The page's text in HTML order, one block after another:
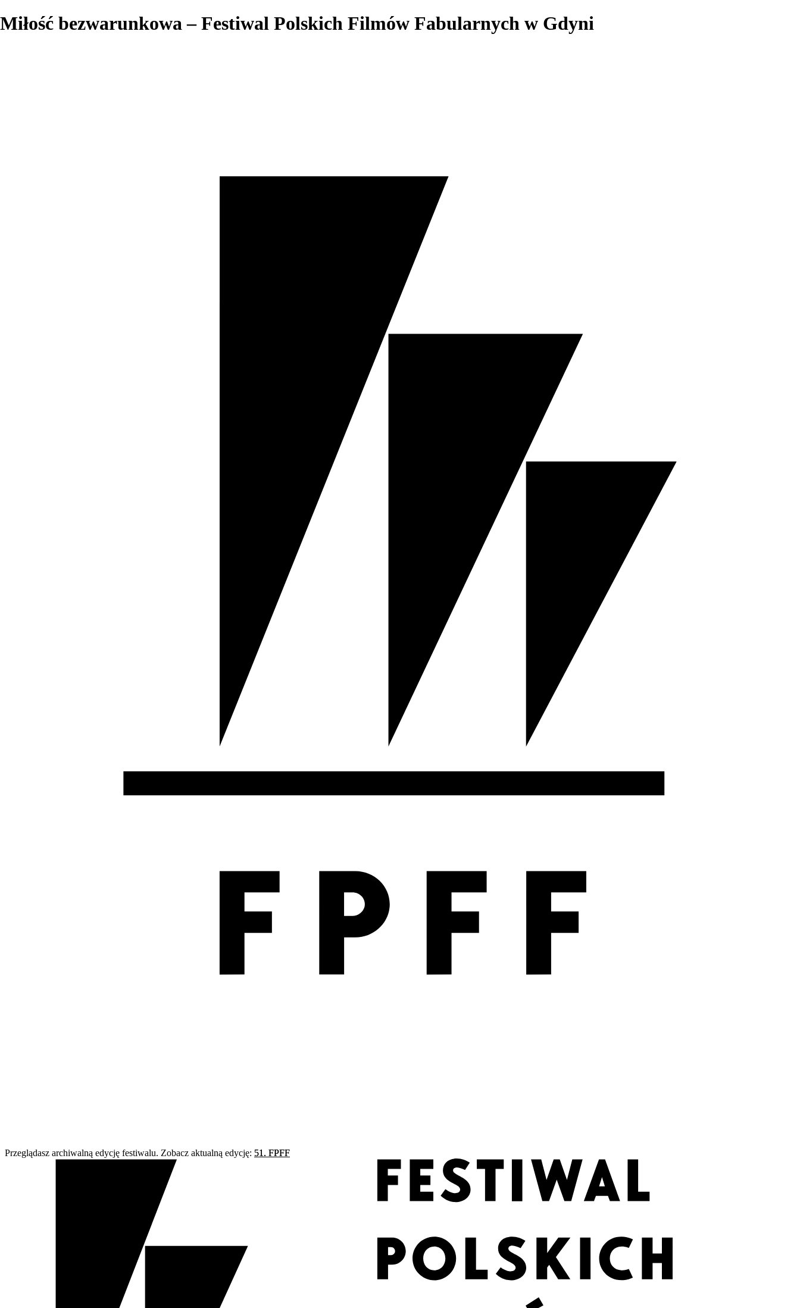
Miłość bezwarunkowa – Festiwal Polskich Filmów Fabularnych w Gdyni
Przeglądasz archiwalną edycję festiwalu. Zobacz aktualną edycję: 51. FPFF